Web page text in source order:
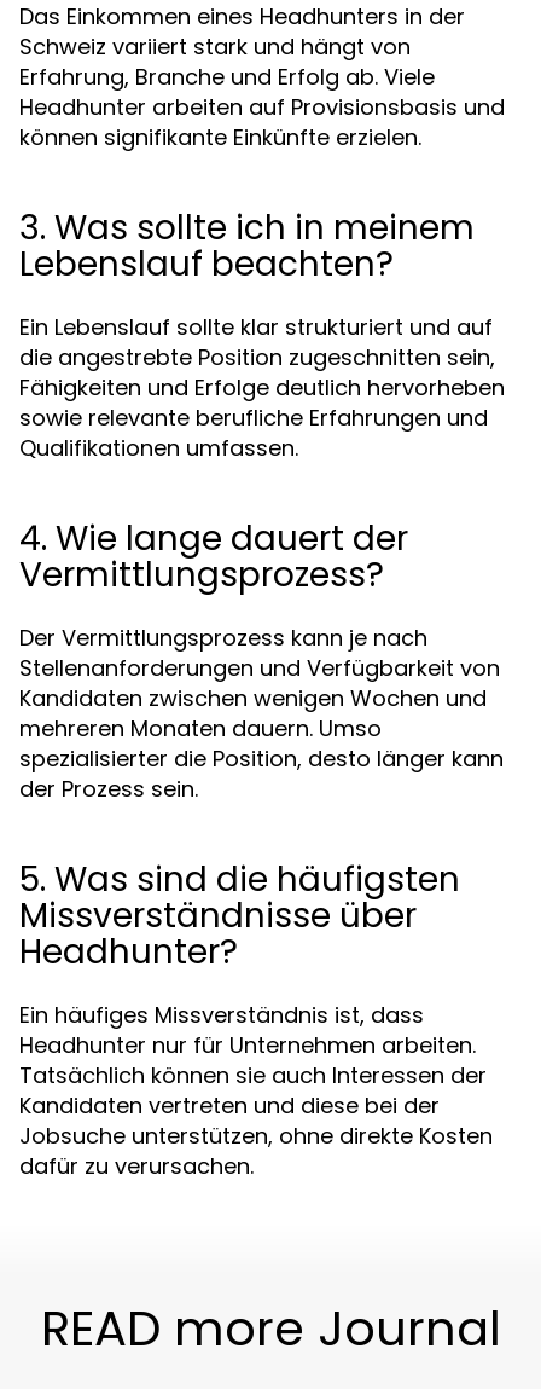
Das Einkommen eines Headhunters in der
Schweiz variiert stark und hängt von
Erfahrung, Branche und Erfolg ab. Viele
Headhunter arbeiten auf Provisionsbasis und
können signifikante Einkünfte erzielen.
3. Was sollte ich in meinem
Lebenslauf beachten?
Ein Lebenslauf sollte klar strukturiert und auf
die angestrebte Position zugeschnitten sein,
Fähigkeiten und Erfolge deutlich hervorheben
sowie relevante berufliche Erfahrungen und
Qualifikationen umfassen.
4. Wie lange dauert der
Vermittlungsprozess?
Der Vermittlungsprozess kann je nach
Stellenanforderungen und Verfügbarkeit von
Kandidaten zwischen wenigen Wochen und
mehreren Monaten dauern. Umso
spezialisierter die Position, desto länger kann
der Prozess sein.
5. Was sind die häufigsten
Missverständnisse über
Headhunter?
Ein häufiges Missverständnis ist, dass
Headhunter nur für Unternehmen arbeiten.
Tatsächlich können sie auch Interessen der
Kandidaten vertreten und diese bei der
Jobsuche unterstützen, ohne direkte Kosten
dafür zu verursachen.
READ more Journal